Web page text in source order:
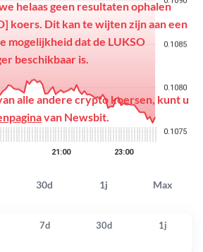
30d 1j Max
helaas geen resultaten ophalen
koers. Dit kan te wijten zijn aan een
mogelijkheid dat de LUKSO
beschikbaar is.
alle andere crypto koersen, kunt u
van Newsbit.
7d 30d 1j